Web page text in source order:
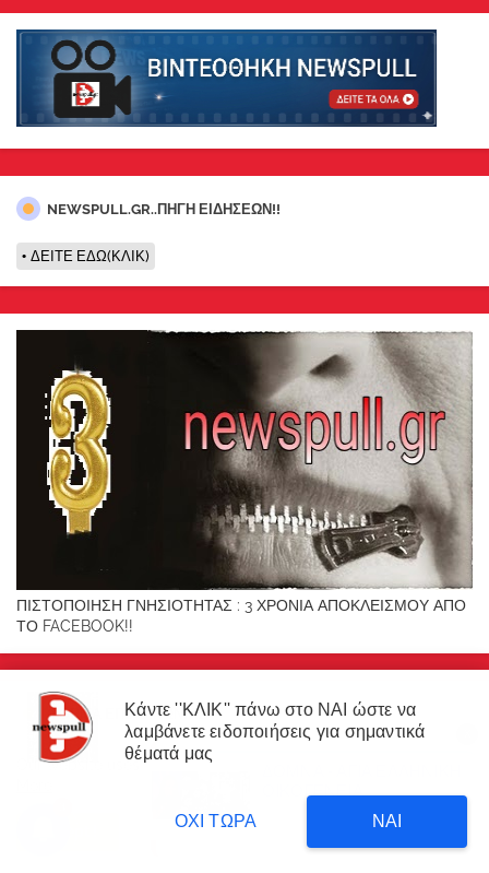
NEWSPULL.GR..ΠΗΓΗ ΕΙΔΗΣΕΩΝ!!
ΔΕΙΤΕ ΕΔΩ(ΚΛΙΚ)
ΠΙΣΤΟΠΟΙΗΣΗ ΓΝΗΣΙΟΤΗΤΑΣ : 3 ΧΡΟΝΙΑ ΑΠΟΚΛΕΙΣΜΟΥ ΑΠΟ
ΤΟ FACEBOOK!!
ΦΌΡΜΑ ΕΠΙΚΟΙΝΩΝΊΑΣ
Όνομα
Ηλεκτρονικό ταχυδρομείο*
στρέμματα έγιναν στάχτη επι
κυβέρνησης Μητσοτάκη!
Our website uses cookies to enhance your experience.
Κάντε ''ΚΛΙΚ'' πάνω στο ΝΑΙ ώστε να
λαμβάνετε ειδοποιήσεις για σημαντικά
θέματά μας
ΝΑΙ
ΟΧΙ ΤΩΡΑ